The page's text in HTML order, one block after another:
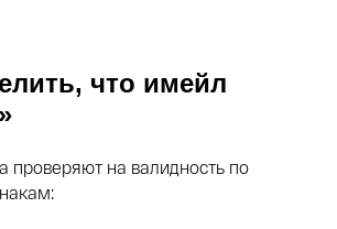
что имейл
проверяют на валидность по